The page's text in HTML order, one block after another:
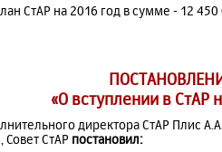
СтАР на 2016 год в сумме - 12
«О вступлении в СтАР
директора СтАР Плис
СтАР постановил: